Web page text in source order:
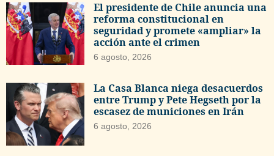
El presidente de Chile anuncia una
reforma constitucional en
seguridad y promete «ampliar» la
acción ante el crimen
6 agosto, 2026
La Casa Blanca niega desacuerdos
entre Trump y Pete Hegseth por la
escasez de municiones en Irán
6 agosto, 2026